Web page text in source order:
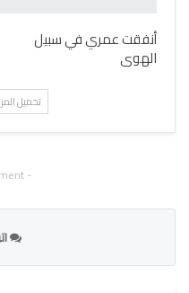
أنفقت عمري في سبيل
الهوى
تحميل
-